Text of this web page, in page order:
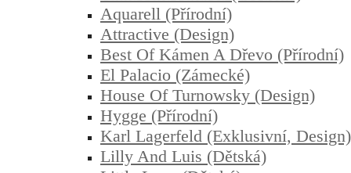
Aquarell (přírodní)
Attractive (design)
Best Of Kámen A Dřevo (přírodní)
El Palacio (zámecké)
House Of Turnowsky (design)
Hygge (přírodní)
Karl Lagerfeld (exklusivní, Design)
Lilly And Luis (dětská)